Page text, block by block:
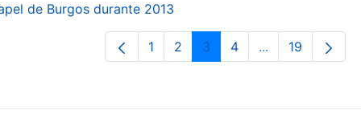
de Burgos durante 2013
Orrialdea
1 Orrialdea
2 Orrialdea
3 Orrialdea
4 ...Intermediate
Orrialdea
19